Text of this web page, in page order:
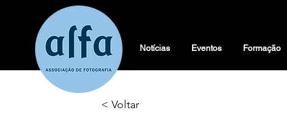
Notícias Eventos Formação
< Voltar